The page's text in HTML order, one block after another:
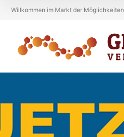
Willkommen im Markt der Möglichkeiten